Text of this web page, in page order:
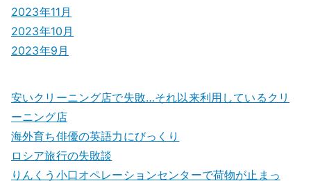
2023年11月
2023年10月
2023年9月
安いクリーニング店で失敗…それ以来利用しているクリ
ーニング店
海外育ち俳優の英語力にびっくり
ロシア旅行の失敗談
りんくう小口オペレーションセンターで荷物が止まっ